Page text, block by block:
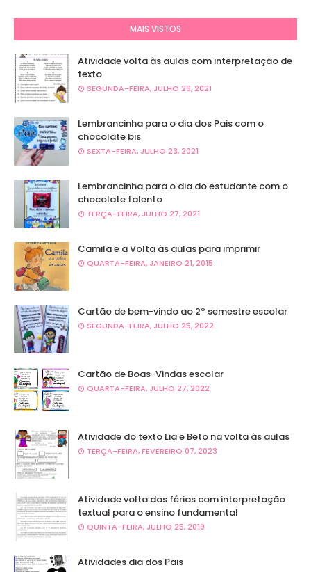
MAIS VISTOS
Atividade volta às aulas com interpretação de
texto
SEGUNDA-FEIRA, JULHO 26, 2021
Lembrancinha para o dia dos Pais com o
chocolate bis
SEXTA-FEIRA, JULHO 23, 2021
Lembrancinha para o dia do estudante com o
chocolate talento
TERÇA-FEIRA, JULHO 27, 2021
Camila e a Volta às aulas para imprimir
QUARTA-FEIRA, JANEIRO 21, 2015
Cartão de bem-vindo ao 2º semestre escolar
SEGUNDA-FEIRA, JULHO 25, 2022
Cartão de Boas-Vindas escolar
QUARTA-FEIRA, JULHO 27, 2022
Atividade do texto Lia e Beto na volta às aulas
TERÇA-FEIRA, FEVEREIRO 07, 2023
Atividade volta das férias com interpretação
textual para o ensino fundamental
QUINTA-FEIRA, JULHO 25, 2019
Atividades dia dos Pais